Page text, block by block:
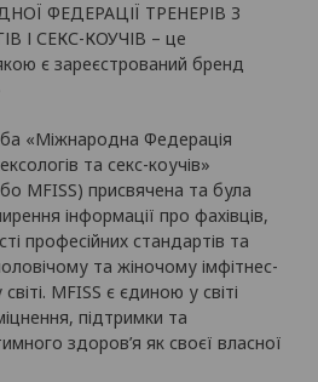
ФЕДЕРАЦІЇ ТРЕНЕРІВ З
І СЕКС-КОУЧІВ – це
є зареєстрований бренд
«Міжнародна Федерація
та секс-коучів»
MFISS) присвячена та була
інформації про фахівців,
професійних стандартів та
та жіночому імфітнес-
MFISS є єдиною у світі
підтримки та
здоров’я як своєї власної